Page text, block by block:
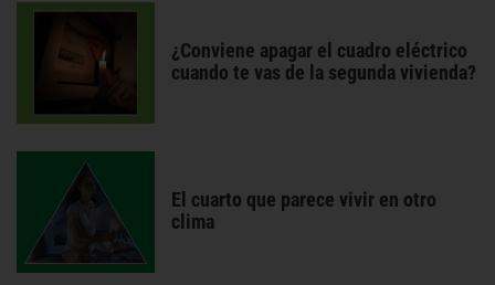
¿Conviene apagar el cuadro eléctrico
cuando te vas de la segunda vivienda?
El cuarto que parece vivir en otro
clima